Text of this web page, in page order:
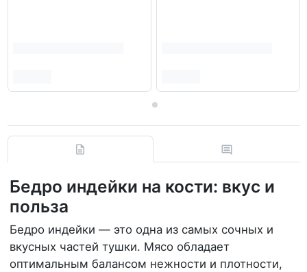
Бедро индейки на кости: вкус и
польза
Бедро индейки — это одна из самых сочных и
вкусных частей тушки. Мясо обладает
оптимальным балансом нежности и плотности,